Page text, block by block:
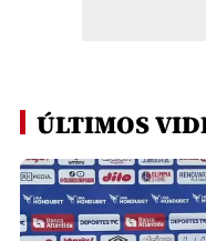
ÚLTIMOS